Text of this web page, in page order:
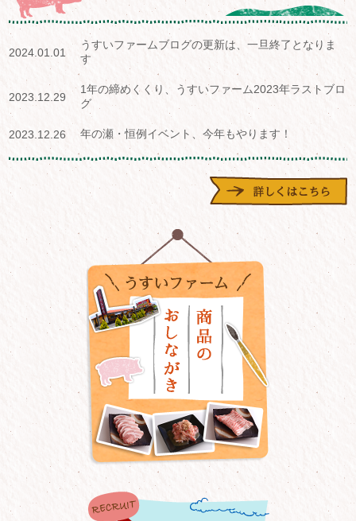
2024.01.01
うすいファームブログの更新は、一旦終了となりま
す
2023.12.29
1年の締めくくり、うすいファーム2023年ラストブロ
グ
2023.12.26 年の瀬・恒例イベント、今年もやります！